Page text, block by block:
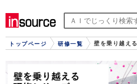
トップページ 研修一覧 壁を乗り越え